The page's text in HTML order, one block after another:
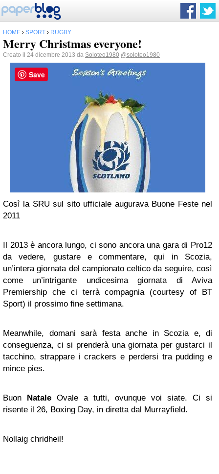
HOME › SPORT › RUGBY
Merry Christmas everyone!
Creato il 24 dicembre 2013 da Soloteo1980 @soloteo1980
Così la SRU sul sito ufficiale augurava Buone Feste nel
2011
Il 2013 è ancora lungo, ci sono ancora una gara di Pro12
da vedere, gustare e commentare, qui in Scozia,
un’intera giornata del campionato celtico da seguire, così
come un’intrigante undicesima giornata di Aviva
Premiership che ci terrà compagnia (courtesy of BT
Sport) il prossimo fine settimana.
Meanwhile, domani sarà festa anche in Scozia e, di
conseguenza, ci si prenderà una giornata per gustarci il
tacchino, strappare i crackers e perdersi tra pudding e
mince pies.
Buon Natale Ovale a tutti, ovunque voi siate. Ci si
risente il 26, Boxing Day, in diretta dal Murrayfield.
Nollaig chridheil!
Save